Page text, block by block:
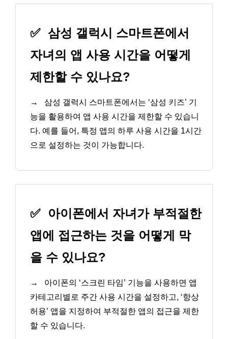
✅ 삼성 갤럭시 스마트폰에서
자녀의 앱 사용 시간을 어떻게
제한할 수 있나요?
→
삼성 갤럭시 스마트폰에서는 ‘삼성 키즈’ 기
능을 활용하여 앱 사용 시간을 제한할 수 있습니
다. 예를 들어, 특정 앱의 하루 사용 시간을 1시간
으로 설정하는 것이 가능합니다.
✅
아이폰에서 자녀가 부적절한
앱에 접근하는 것을 어떻게 막
을 수 있나요?
→
아이폰의 ‘스크린 타임’ 기능을 사용하면 앱
카테고리별로 주간 사용 시간을 설정하고, ‘항상
허용’ 앱을 지정하여 부적절한 앱의 접근을 제한
할 수 있습니다.